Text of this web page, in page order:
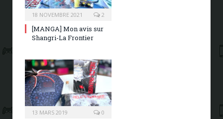
18 NOVEMBRE 2021 2
[MANGA] Mon avis sur
Shangri-La Frontier
13 MARS 2019 0